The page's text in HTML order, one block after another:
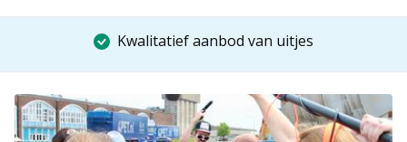
Kwalitatief aanbod van uitjes